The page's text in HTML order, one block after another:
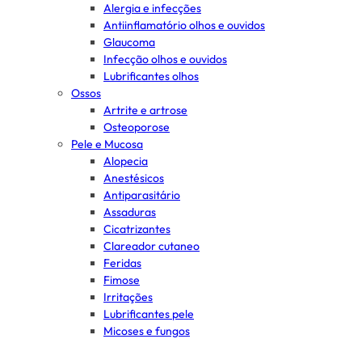
Alergia e infecções
Antiinflamatório olhos e ouvidos
Glaucoma
Infecção olhos e ouvidos
Lubrificantes olhos
Ossos
Artrite e artrose
Osteoporose
Pele e Mucosa
Alopecia
Anestésicos
Antiparasitário
Assaduras
Cicatrizantes
Clareador cutaneo
Feridas
Fimose
Irritações
Lubrificantes pele
Micoses e fungos